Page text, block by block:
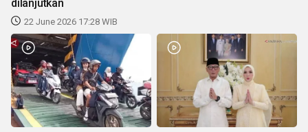
dilanjutkan
22 June 2026 17:28 WIB